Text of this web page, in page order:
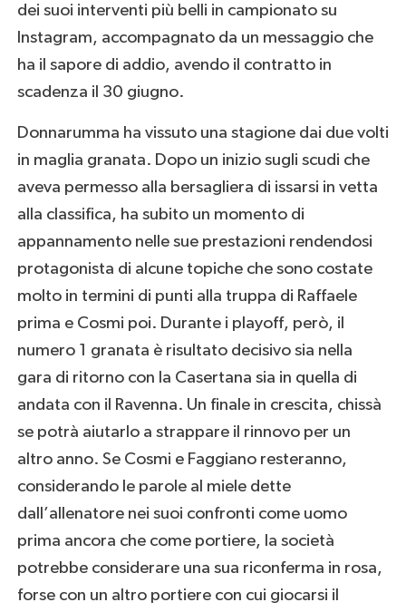
dei suoi interventi più belli in campionato su
Instagram, accompagnato da un messaggio che
ha il sapore di addio, avendo il contratto in
scadenza il 30 giugno.
Donnarumma ha vissuto una stagione dai due volti
in maglia granata. Dopo un inizio sugli scudi che
aveva permesso alla bersagliera di issarsi in vetta
alla classifica, ha subito un momento di
appannamento nelle sue prestazioni rendendosi
protagonista di alcune topiche che sono costate
molto in termini di punti alla truppa di Raffaele
prima e Cosmi poi. Durante i playoff, però, il
numero 1 granata è risultato decisivo sia nella
gara di ritorno con la Casertana sia in quella di
andata con il Ravenna. Un finale in crescita, chissà
se potrà aiutarlo a strappare il rinnovo per un
altro anno. Se Cosmi e Faggiano resteranno,
considerando le parole al miele dette
dall’allenatore nei suoi confronti come uomo
prima ancora che come portiere, la società
potrebbe considerare una sua riconferma in rosa,
forse con un altro portiere con cui giocarsi il